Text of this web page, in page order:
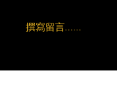
撰寫留言......